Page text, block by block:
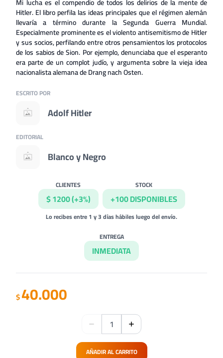
Hitler. El libro perfila las ideas principales que el régimen alemán
llevaría a término durante la Segunda Guerra Mundial.
Especialmente prominente es el violento antisemitismo de Hitler
y sus socios, perfilando entre otros pensamientos los protocolos
de los sabios de Sion. Por ejemplo, denunciaba que el esperanto
era parte de un complot judío, y argumenta sobre la vieja idea
nacionalista alemana de Drang nach Osten.
ESCRITO POR
Adolf Hitler
EDITORIAL
Blanco y Negro
CLIENTES
$ 1200 (+3%)
STOCK
+100 DISPONIBLES
Lo recibes entre 1 y 3 días hábiles luego del envío.
ENTREGA
INMEDIATA
$40.000
AÑADIR AL CARRITO